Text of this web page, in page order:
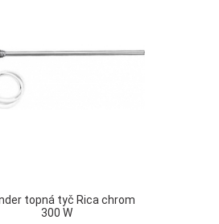
topná tyč Rica chrom
300 W